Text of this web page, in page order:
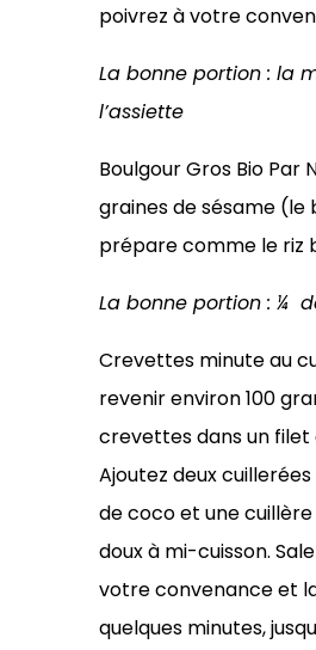
poivrez à votre
La bonne portion : la
l’assiette
Boulgour Gros Bio Par
graines de sésame (le
prépare comme le riz
La bonne portion : ¼
Crevettes minute au
revenir environ 100
crevettes dans un filet
Ajoutez deux
de coco et une
doux à mi-cuisson.
votre convenance et
quelques minutes,